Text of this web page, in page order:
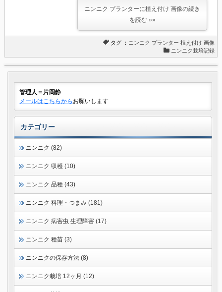
ニンニク プランターに植え付け 画像の続き
を読む »»
タグ ： ニンニク プランター 植え付け 画像
ニンニク栽培記録
管理人＝片岡静
メールはこちらから お願いします
カテゴリー
ニンニク (82)
ニンニク 収穫 (10)
ニンニク 品種 (43)
ニンニク 料理・つまみ (181)
ニンニク 病害虫 生理障害 (17)
ニンニク 種苗 (3)
ニンニクの保存方法 (8)
ニンニク栽培 12ヶ月 (12)